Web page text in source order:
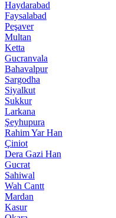
Haydarabad
Faysalabad
Peşaver
Multan
Ketta
Gucranvala
Bahavalpur
Sargodha
Siyalkut
Sukkur
Larkana
Şeyhupura
Rahim Yar Han
Çiniot
Dera Gazi Han
Gucrat
Sahiwal
Wah Cantt
Mardan
Kasur